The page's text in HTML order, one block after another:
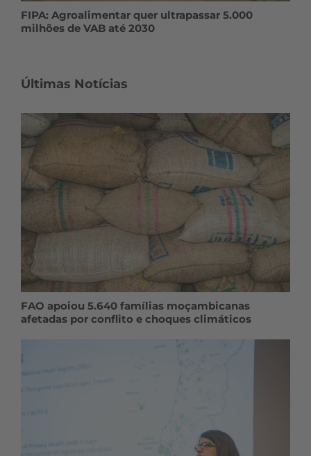
FIPA: Agroalimentar quer ultrapassar 5.000
milhões de VAB até 2030
Últimas Notícias
FAO apoiou 5.640 famílias moçambicanas
afetadas por conflito e choques climáticos